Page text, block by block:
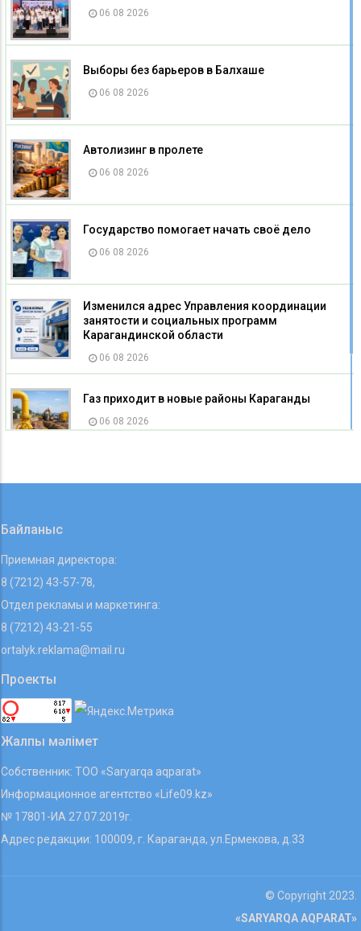
06 08 2026
Выборы без барьеров в Балхаше
06 08 2026
Автолизинг в пролете
06 08 2026
Государство помогает начать своё дело
06 08 2026
Изменился адрес Управления координации
занятости и социальных программ
Карагандинской области
06 08 2026
Газ приходит в новые районы Караганды
06 08 2026
Байланыс
Приемная директора:
8 (7212) 43-57-78,
Отдел рекламы и маркетинга:
8 (7212) 43-21-55
ortalyk.reklama@mail.ru
Проекты
Жалпы мәлімет
Собственник: ТОО «Saryarqa aqparat»
Информационное агентство «Life09.kz»
№ 17801-ИА 27.07.2019г.
Адрес редакции: 100009, г. Караганда, ул.Ермекова, д.33
© Copyright 2023.
«SARYARQA AQPARAT»